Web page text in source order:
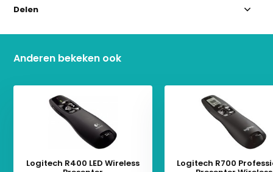
Delen
Anderen bekeken ook
Logitech R400 LED Wireless Logitech R700